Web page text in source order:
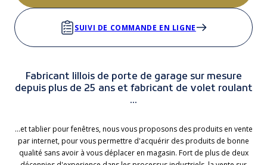
SUIVI DE COMMANDE EN LIGNE
Fabricant lillois de porte de garage sur mesure
depuis plus de 25 ans et fabricant de volet roulant
...
...et tablier pour fenêtres, nous vous proposons des produits en vente
par internet, pour vous permettre d'acquérir des produits de bonne
qualité sans avoir à vous déplacer en magasin. Fort de plus de deux